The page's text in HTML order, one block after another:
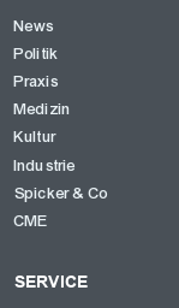
News
Politik
Praxis
Medizin
Kultur
Industrie
Spicker & Co
CME
SERVICE